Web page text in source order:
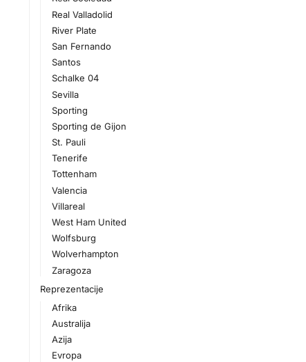
Real Valladolid
River Plate
San Fernando
Santos
Schalke 04
Sevilla
Sporting
Sporting de Gijon
St. Pauli
Tenerife
Tottenham
Valencia
Villareal
West Ham United
Wolfsburg
Wolverhampton
Zaragoza
Reprezentacije
Afrika
Australija
Azija
Evropa